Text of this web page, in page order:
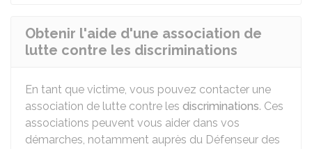
Obtenir l'aide d'une association de
lutte contre les discriminations
En tant que victime, vous pouvez contacter une
association de lutte contre les discriminations. Ces
associations peuvent vous aider dans vos
démarches, notamment auprès du Défenseur des